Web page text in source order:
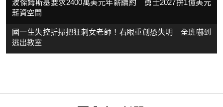
波傑姆斯基要求2400萬美元年薪續約 勇士2027拚1億美元
薪資空間
國一生失控折掃把狂刺女老師！右眼重創恐失明 全班嚇到
逃出教室